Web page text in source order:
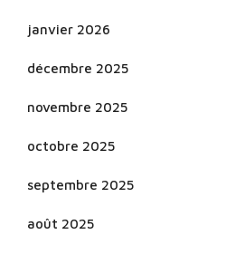
janvier 2026
décembre 2025
novembre 2025
octobre 2025
septembre 2025
août 2025